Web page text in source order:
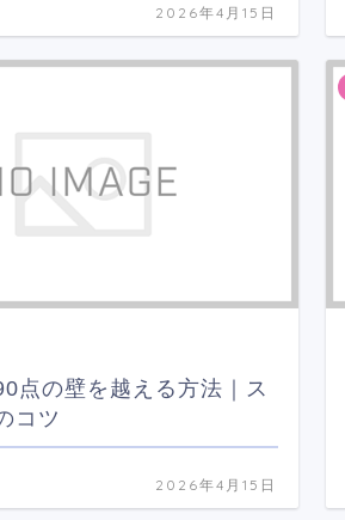
2026年4月15日
点の壁を越える方法｜ス
コツ
2026年4月15日